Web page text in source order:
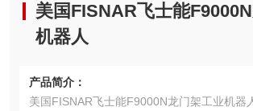
美国FISNAR飞士能
机器人
产品简介：
美国FISNAR飞士能F9000N龙门架工业机器